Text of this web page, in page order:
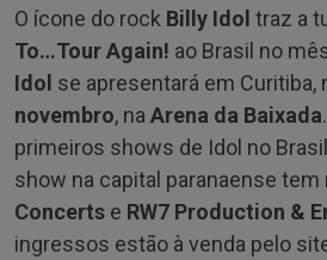
O ícone do rock Billy Idol traz a
To…Tour Again! ao Brasil no
Idol se apresentará em Curitiba,
novembro, na Arena da Baixada
primeiros shows de Idol no
show na capital paranaense tem
Concerts e RW7 Production &
ingressos estão à venda pelo